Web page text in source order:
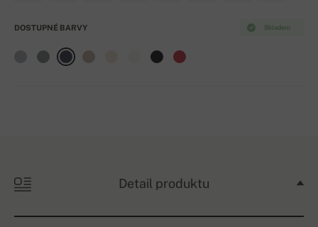
Skladem
DOSTUPNÉ BARVY
Detail produktu